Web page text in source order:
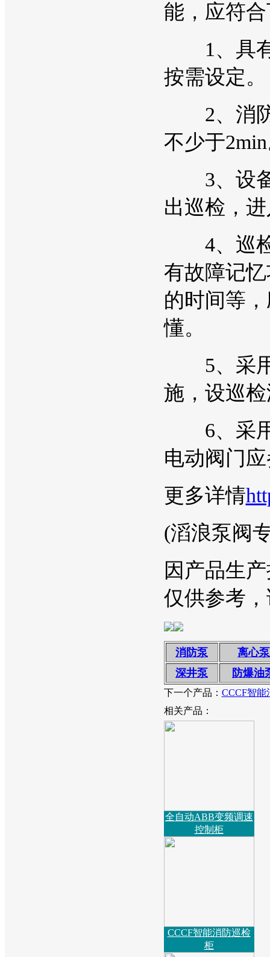
能，应符
1、具有
按需设定。
2、消防
不少于
3、设备
出巡检，
4、巡检
有故障记
的时间等
懂。
5、采用
施，设巡
6、采用
电动阀门
更多详情
(滔浪泵阀
因产品生
仅供参考
消防泵
离心泵
深井泵
防爆油
下一个产品： CCCF智能
相关产品：
全自动ABB变频调速
控制柜
CCCF智能消防巡检
柜